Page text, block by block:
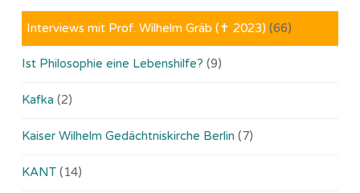
Interviews mit Prof. Wilhelm Gräb (✝ 2023) (66)
Ist Philosophie eine Lebenshilfe? (9)
Kafka (2)
Kaiser Wilhelm Gedächtniskirche Berlin (7)
KANT (14)